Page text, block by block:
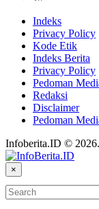
Indeks
Privacy Policy
Kode Etik
Indeks Berita
Privacy Policy
Pedoman
Redaksi
Disclaimer
Pedoman
Infoberita.ID ©
×